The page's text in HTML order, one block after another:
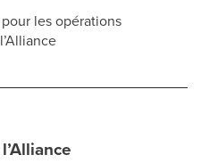
les opérations